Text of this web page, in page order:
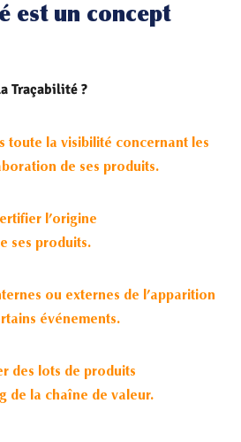
est un concept
Traçabilité ?
toute la visibilité concernant les
de ses produits.
l’origine
ses produits.
ou externes de l’apparition
événements.
des lots de produits
de la chaîne de valeur.